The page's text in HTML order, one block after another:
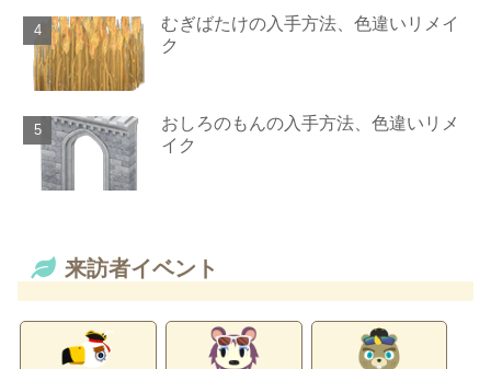
むぎばたけの入手方法、色違いリメイ
ク
おしろのもんの入手方法、色違いリメ
イク
来訪者イベント